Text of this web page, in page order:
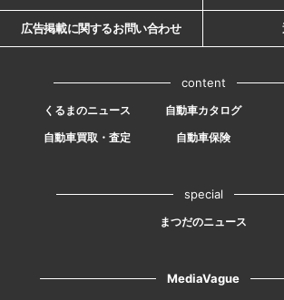
広告掲載に関するお問い合わせ
content
くるまのニュース 自動車カタログ
自動車買取・査定
自動車保険
special
まつだのニュース
MediaVague